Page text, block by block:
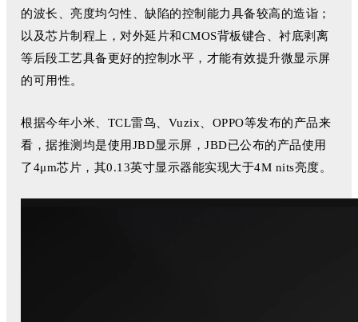
的波长、亮度均匀性、缺陷的控制能力具备较高的造诣；
以及芯片制程上，对外延片和CMOS背板键合、衬底剥离
等后段工艺具备更好的控制水平，才能有效提升微显示屏
的可用性。
根据今年小米、TCL雷鸟、Vuzix、OPPO等发布的产品来
看，据推测均是使用JBD显示屏，JBD已公布的产品使用
了4μm芯片，其0.13英寸显示器能实现大于4M nits亮度。